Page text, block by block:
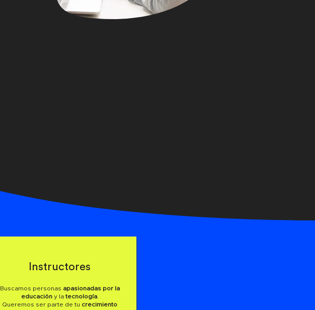
Instructores
Buscamos personas apasionadas por la
educacióny la tecnología.
Queremos ser parte de tu crecimiento